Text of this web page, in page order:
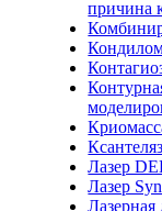
причина
Лазер
Лазер